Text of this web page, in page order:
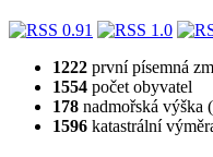
1222 první písemná
1554 počet obyvatel
178 nadmořská výška
1596 katastrální